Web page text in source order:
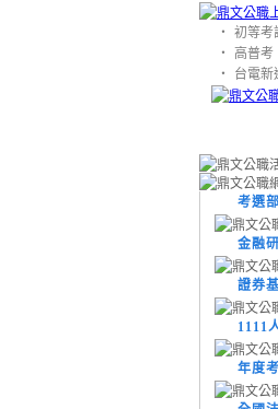
‧
初等考
‧
高普考
‧
台電新
考選部
金融
證券
1111
年度